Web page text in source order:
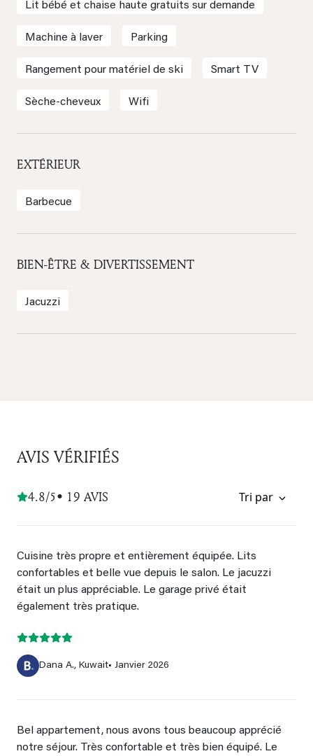
Lit bébé et chaise haute gratuits sur demande
Machine à laver Parking
Rangement pour matériel de ski Smart TV
Sèche-cheveux Wifi
EXTÉRIEUR
Barbecue
BIEN-ÊTRE & DIVERTISSEMENT
Jacuzzi
AVIS VÉRIFIÉS
4.8/5• 19 AVIS Tri par
Cuisine très propre et entièrement équipée. Lits
confortables et belle vue depuis le salon. Le jacuzzi
était un plus appréciable. Le garage privé était
également très pratique.
Dana A., Kuwait• Janvier 2026
Bel appartement, nous avons tous beaucoup apprécié
notre séjour. Très confortable et très bien équipé. Le